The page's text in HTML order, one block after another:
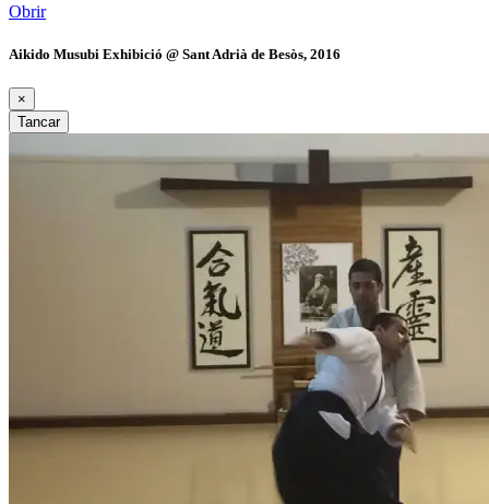
Obrir
Aikido Musubi Exhibició @ Sant Adrià de Besòs, 2016
×
Tancar